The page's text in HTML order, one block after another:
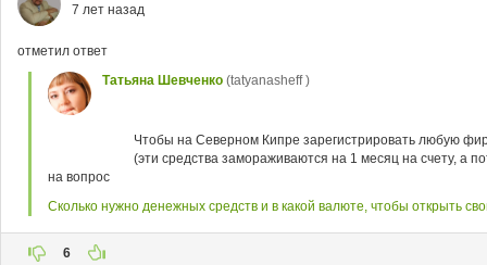
7 лет назад
отметил ответ
Татьяна Шевченко (tatyanasheff )
Чтобы на Северном Кипре зарегистрировать любую
(эти средства замораживаются на 1 месяц на счету, а
на вопрос
Сколько нужно денежных средств и в какой валюте, чтобы открыть
6